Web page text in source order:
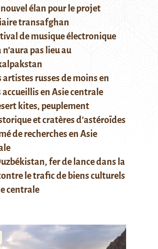
élan pour le projet
transafghan
de musique électronique
pas lieu au
artistes russes de moins en
accueillis en Asie centrale
kites, peuplement
et cratères d’astéroïdes
de recherches en Asie
fer de lance dans la
le trafic de biens culturels
centrale